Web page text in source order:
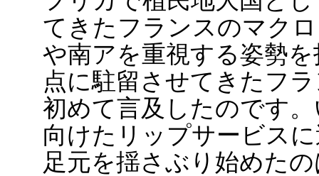
てきたフランスのマク
や南アを重視する姿勢
点に駐留させてきたフ
初めて言及したのです
向けたリップサービス
足元を揺さぶり始めた